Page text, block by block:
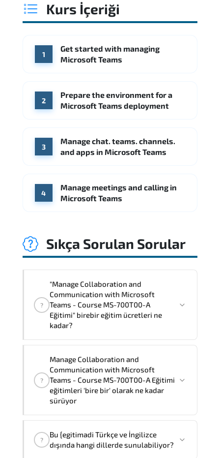
Hitachi Vantara
MEZUNLARIMIZIN ÇALIŞTIĞI YERLER
Slalom
Kaynak: Indeed
Min. Ortalama
Kaynak: Glassdoor
MEZUNLARIMIZIN ÇALIŞTIĞI YERLER
Kurs İçeriği
1
Get started with managing
Microsoft Teams
2
Prepare the environment for a
Microsoft Teams deployment
3
Manage chat. teams. channels.
and apps in Microsoft Teams
4
Manage meetings and calling in
Microsoft Teams
Sıkça Sorulan Sorular
?
"Manage Collaboration and
Communication with Microsoft
Teams - Course MS-700T00-A
Eğitimi" birebir eğitim ücretleri ne
kadar?
Communication with Microsoft Teams -
Course MS-700T00-A Eğitimi" eğitimleri
bire bir ve grup olmak üzere iki farklı
yöntemle verilmektedir.
Bire bir olarak eğtim ücreti48.960 ₺dır.
?
Manage Collaboration and
Communication with Microsoft
Teams - Course MS-700T00-A Eğitimi
eğitimleri 'bire bir' olarak ne kadar
sürüyor
Manage Collaboration and
Communication with Microsoft Teams -
Course MS-700T00-A
?
Bu {egitimadi Türkçe ve İngilizce
dışında hangi dillerde sunulabiliyor?